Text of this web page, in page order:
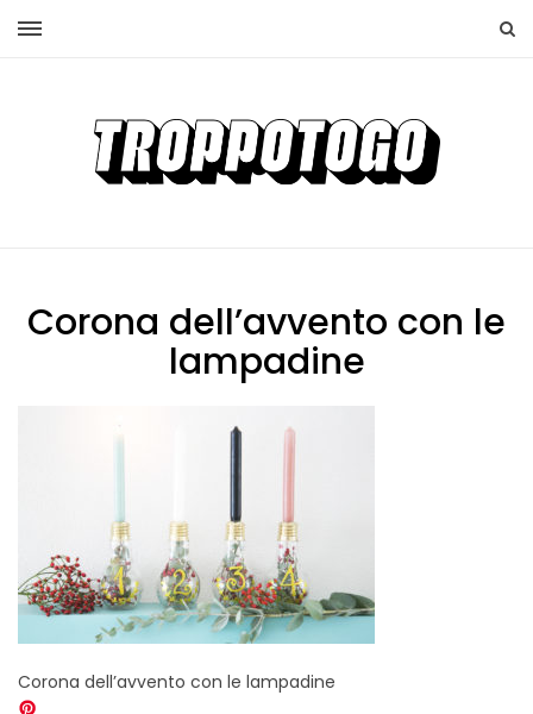
Corona dell’avvento con le
lampadine
Corona dell’avvento con le lampadine